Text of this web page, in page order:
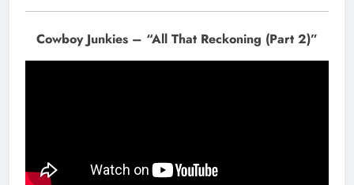
Cowboy Junkies – “All That Reckoning (Part 2)”